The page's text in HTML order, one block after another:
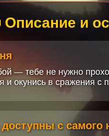
Описание и
— тебе не нужно
и окунись в сражения с
с самого